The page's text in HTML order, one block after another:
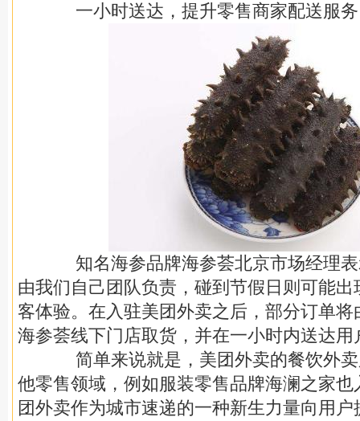
一小时送达，提升零售商家配送服务
知名海参品牌海参荟北京市场经理表
由我们自己团队负责，碰到节假日则可能
客体验。在入驻美团外卖之后，部分订单
海参荟线下门店取货，并在一小时内送达用
简单来说就是，美团外卖的餐饮外卖
他零售领域，例如服装零售品牌海澜之家
团外卖作为城市速递的一种新生力量向用